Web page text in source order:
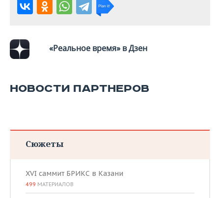
«Реальное время» в Дзен
НОВОСТИ ПАРТНЕРОВ
Сюжеты
XVI саммит БРИКС в Казани
499 МАТЕРИАЛОВ